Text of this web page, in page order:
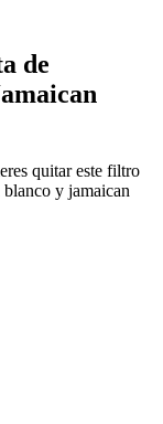
de
quitar este filtro
y jamaican